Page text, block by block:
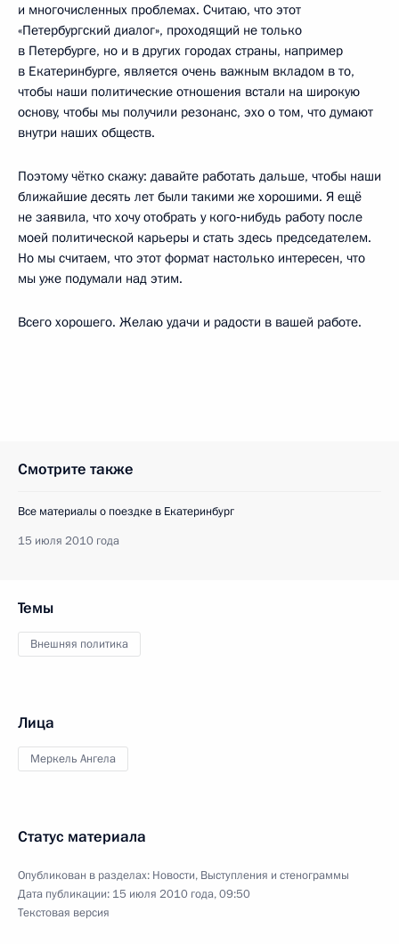
и многочисленных проблемах. Считаю, что этот
«Петербургский диалог», проходящий не только
в Петербурге, но и в других городах страны, например
в Екатеринбурге, является очень важным вкладом в то,
чтобы наши политические отношения встали на широкую
основу, чтобы мы получили резонанс, эхо о том, что думают
внутри наших обществ.
Поэтому чётко скажу: давайте работать дальше, чтобы наши
ближайшие десять лет были такими же хорошими. Я ещё
не заявила, что хочу отобрать у кого‑нибудь работу после
моей политической карьеры и стать здесь председателем.
Но мы считаем, что этот формат настолько интересен, что
мы уже подумали над этим.
Всего хорошего. Желаю удачи и радости в вашей работе.
Смотрите также
Все материалы о поездке в Екатеринбург
15 июля 2010 года
Темы
Внешняя политика
Лица
Меркель Ангела
Статус материала
Опубликован в разделах: Новости, Выступления и стенограммы
Дата публикации: 15 июля 2010 года, 09:50
Текстовая версия